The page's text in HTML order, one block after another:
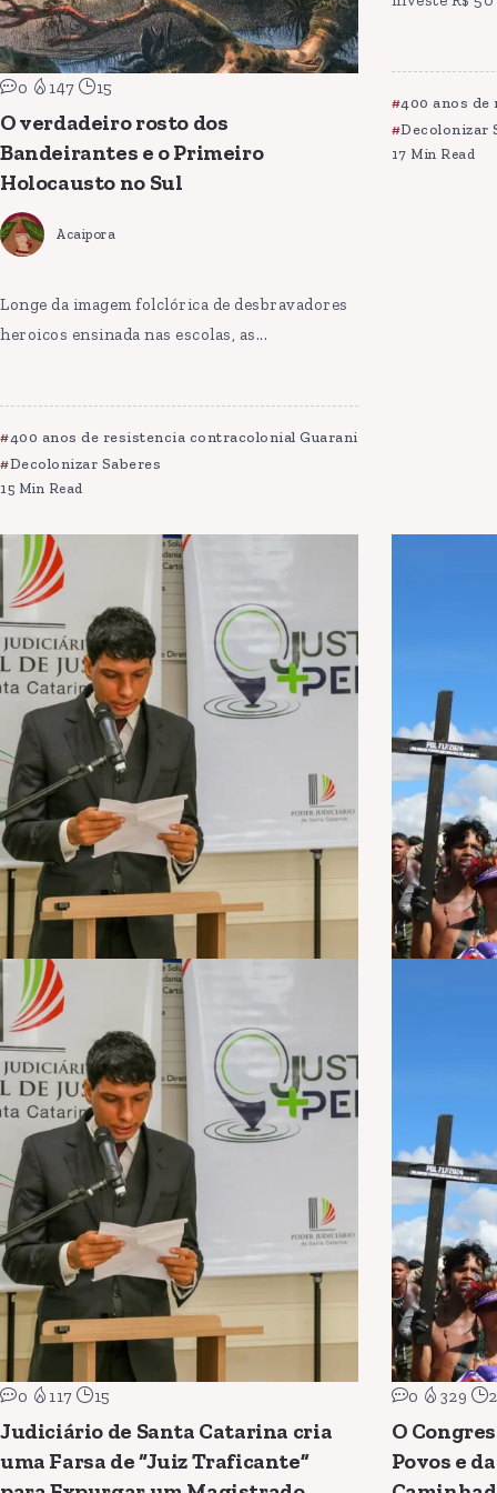
0 147 15
O verdadeiro rosto dos
Bandeirantes e o Primeiro
Holocausto no Sul
Acaipora
Longe da imagem folclórica de desbravadores
heroicos ensinada nas escolas, as...
400 anos de resistencia contracolonial Guarani
Decolonizar Saberes
15 Min Read
400 anos
Decolonizar
17 Min Read
0 117 15
Judiciário de Santa Catarina cria
uma Farsa de “Juiz Traficante”
0 329
O
Povos e